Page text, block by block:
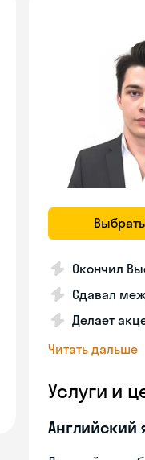
Окончил
Сдавал
Делает
Читать дальше
Услуги и
Английский